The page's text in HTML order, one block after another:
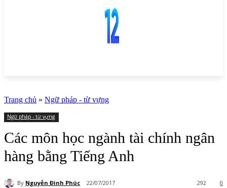
Trang chủ » Ngữ pháp - từ vựng
Ngữ pháp - từ vựng
Các môn học ngành tài chính ngân
hàng bằng Tiếng Anh
By Nguyễn Đình Phúc 22/07/2017 0
292